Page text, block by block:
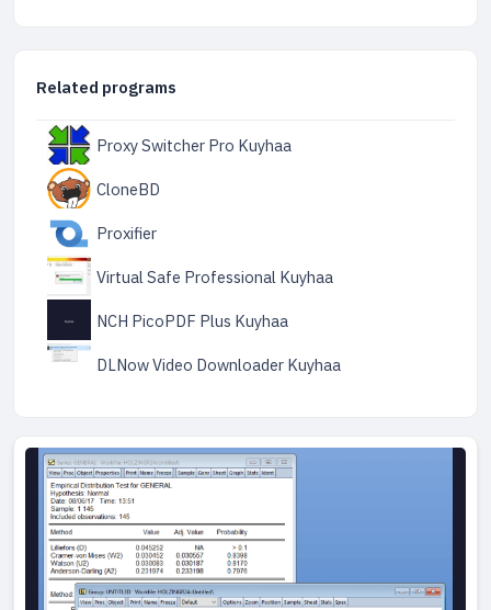
Related programs
Proxy Switcher Pro Kuyhaa
CloneBD
Proxifier
Virtual Safe Professional Kuyhaa
NCH PicoPDF Plus Kuyhaa
DLNow Video Downloader Kuyhaa